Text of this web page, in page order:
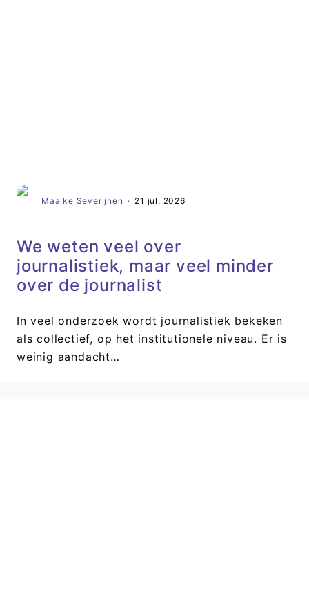
Maaike Severijnen · 21 jul, 2026
We weten veel over
journalistiek, maar veel minder
over de journalist
In veel onderzoek wordt journalistiek bekeken
als collectief, op het institutionele niveau. Er is
weinig aandacht…